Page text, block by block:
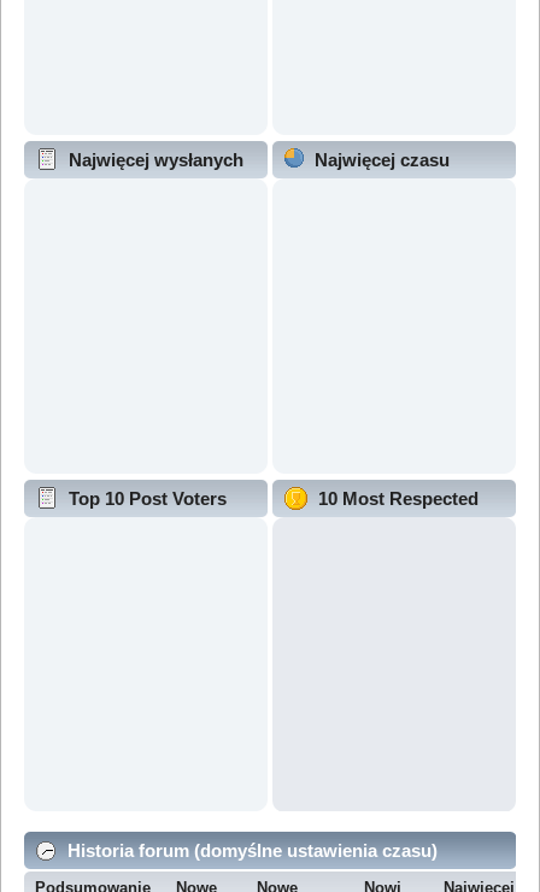
Najwięcej wysłanych
Najwięcej czasu
Top 10 Post Voters 10 Most Respected
Historia forum (domyślne ustawienia czasu)
Podsumowanie Nowe Nowe Nowi Najwięcej